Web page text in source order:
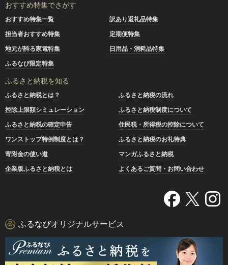
おすすめ特集でさがす
おすすめ特集一覧
訳あり返礼品特集
担当者おすすめ特集
定期便特集
地元が誇る家電特集
日用品・消耗品特集
ふるなび限定特集
ふるさと納税を知る
ふるさと納税とは？
ふるさと納税の流れ
控除上限額シミュレーション
ふるさと納税制度について
ふるさと納税の確定申告
住民税・所得税の控除について
ワンストップ特例制度とは？
ふるさと納税のお礼特典
寄附金の使い道
マンガふるさと納税
企業版ふるさと納税とは
よくあるご質問・お問い合わせ
ふるなびオリジナルサービス